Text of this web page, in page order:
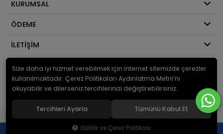
KURUMSAL
ÖDEME
İLETİŞİM
© 2026Mekanik Sepeti. Bir Serdaroğlu A.Ş markasıdır ve tüm hakları
saklıdır.
Yeni Nesil E-Ticaret Sistemleri ile Hazırlanmıştır.
Size daha iyi hizmet verebilmek için internet sitemizde çerezler
kullanılmaktadır. Çerez Politikaları Aydınlatma Metni’ni
okuyabilir ve dilerseniz tercihlerinizi değiştirebilirsiniz.
Tercihleri Ayarla Tümünü Kabul Et
Gizlilik ve Çerez Politikası